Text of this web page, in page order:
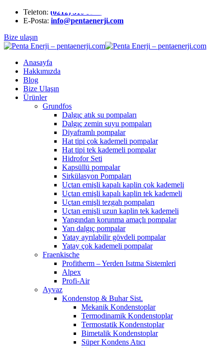
Telefon: (0212) 510 9991
E-Posta: info@pentaenerji.com
Bize ulaşın
Anasayfa
Hakkımızda
Blog
Bize Ulaşın
Ürünler
Grundfos
Dalgıç atık su pompaları
Dalgıç zemin suyu pompaları
Diyaframlı pompalar
Hat tipi çok kademeli pompalar
Hat tipi tek kademeli pompalar
Hidrofor Seti
Kapsüllü pompalar
Sirkülasyon Pompaları
Uçtan emişli kapalı kaplin çok kademeli
Uçtan emişli kapalı kaplin tek kademeli
Uçtan emişli tezgah pompaları
Uçtan emişli uzun kaplin tek kademeli
Yangından korunma amaçlı pompalar
Yarı dalgıç pompalar
Yatay ayrılabilir gövdeli pompalar
Yatay çok kademeli pompalar
Fraenkische
Profitherm – Yerden Isıtma Sistemleri
Alpex
Profi-Air
Ayvaz
Kondenstop & Buhar Sist.
Mekanik Kondenstoplar
Termodinamik Kondenstoplar
Termostatik Kondenstoplar
Bimetalik Kondenstoplar
Süper Kondens Atıcı